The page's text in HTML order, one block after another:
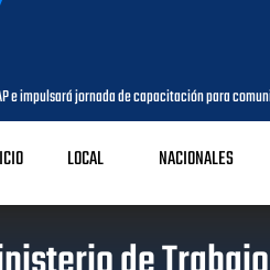
para comunicadores del municipio
LOCAL NACIONALES